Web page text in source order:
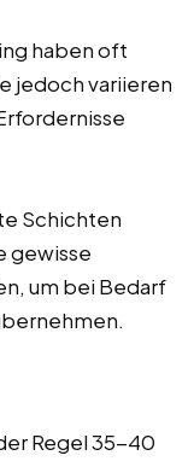
haben oft
jedoch variieren
Schichten
gewisse
um bei Bedarf
Regel 35-40